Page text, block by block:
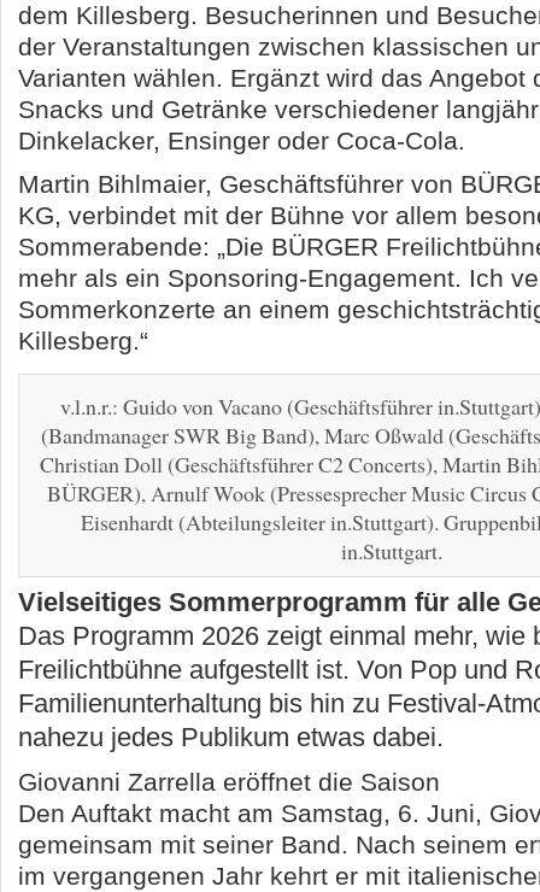
dem Killesberg. Besucherinnen und
der Veranstaltungen zwischen klassischen
Varianten wählen. Ergänzt wird das Angebot
Snacks und Getränke verschiedener
Dinkelacker, Ensinger oder Coca-Cola.
Martin Bihlmaier, Geschäftsführer von
KG, verbindet mit der Bühne vor allem
Sommerabende: „Die BÜRGER
mehr als ein Sponsoring-Engagement. Ich
Sommerkonzerte an einem
Killesberg.“
v.l.n.r.: Guido von Vacano (Geschäftsführer
(Bandmanager SWR Big Band), Marc Oßwald
Christian Doll (Geschäftsführer C2 Concerts), Martin
BÜRGER), Arnulf Wook (Pressesprecher Music Circus
Eisenhardt (Abteilungsleiter in.Stuttgart).
in.Stuttgart.
Vielseitiges Sommerprogramm für alle
Das Programm 2026 zeigt einmal mehr, wie
Freilichtbühne aufgestellt ist. Von Pop und
Familienunterhaltung bis hin zu Festival-
nahezu jedes Publikum etwas dabei.
Giovanni Zarrella eröffnet die Saison
Den Auftakt macht am Samstag, 6. Juni,
gemeinsam mit seiner Band. Nach seinem
im vergangenen Jahr kehrt er mit